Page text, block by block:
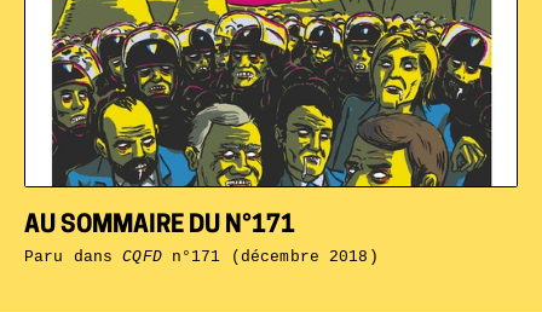
AU SOMMAIRE DU N°171
Paru dansCQFDn°171 (décembre 2018)